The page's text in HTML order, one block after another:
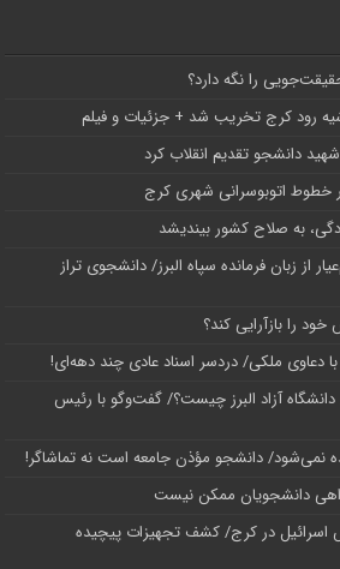
را نگه دارد؟
رود کرج تخریب شد + جزئیات و فیلم
به صلاح کشور بیندیشد
از زبان فرمانده سپاه البرز/ دانشجوی تراز
را بازآرایی کند؟
دعاوی ملکی/ دردسر اسناد عادی چند‌ دهه‌ای!
آزاد البرز چیست؟/ گفت‌وگو با رئیس
نمی‌شود/ دانشجو مؤذن جامعه است نه تماشاگر!
دانشجویان ممکن نیست
اسرائیل در کرج/‌ کشف تجهیزات پیچیده